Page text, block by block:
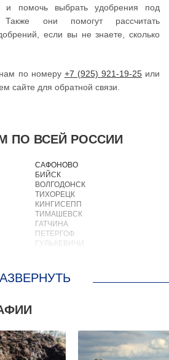
помочь выбрать удобрения под
Также они помогут рассчитать
если вы не знаете, сколько
по номеру +7 (925) 921-19-25или
сайте для обратной связи.
ПО ВСЕЙ РОССИИ
САФОНОВО
БИЙСК
ВОЛГОДОНСК
ТИХОРЕЦК
КИНГИСЕПП
ТИМАШЕВСК
ГАТЧИНА
ПЕТЕРГОФ
ГУЛЬКЕВИЧИ
ВЫБОРГ
ТУАПСЕ
НАХОДКА
КОЛПИНО
ЕЙСК